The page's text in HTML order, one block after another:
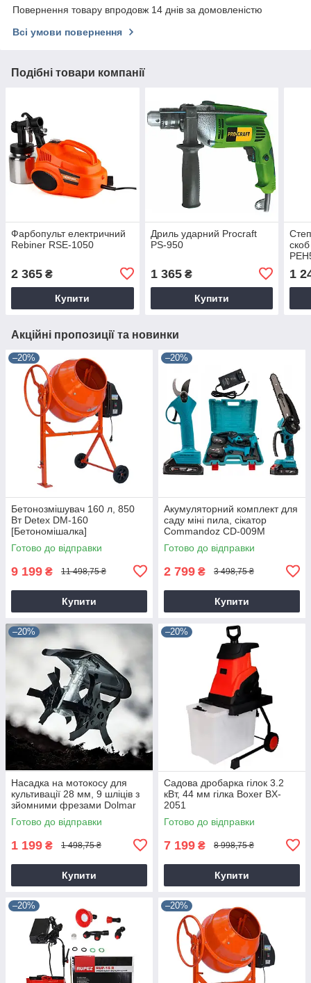
Повернення товару впродовж 14 днів за домовленістю
Всі умови повернення
Подібні товари компанії
Фарбопульт електричний
Rebiner RSE-1050
2 365 ₴
Купити
Дриль ударний Procraft
PS-950
1 365₴
Купити
1
Акційні пропозиції та новинки
–20%
Бетонозмішувач 160 л, 850
Вт Detex DM-160
[Бетономішалка]
Готово до відправки
9 199 ₴ 11 498,75 ₴
Купити
–20%
Акумуляторний комплект для
саду міні пила, сікатор
Commandoz CD-009M
Готово до відправки
2 799 ₴ 3 498,75 ₴
Купити
–20%
Насадка на мотокосу для
культивації 28 мм, 9 шліців з
зйомними фрезами Dolmar
9T28
Готово до відправки
1 199 ₴ 1 498,75 ₴
Купити
–20%
Садова дробарка гілок 3.2
кВт, 44 мм гілка Boxer BX-
2051
Готово до відправки
7 199 ₴ 8 998,75 ₴
Купити
–20% –20%